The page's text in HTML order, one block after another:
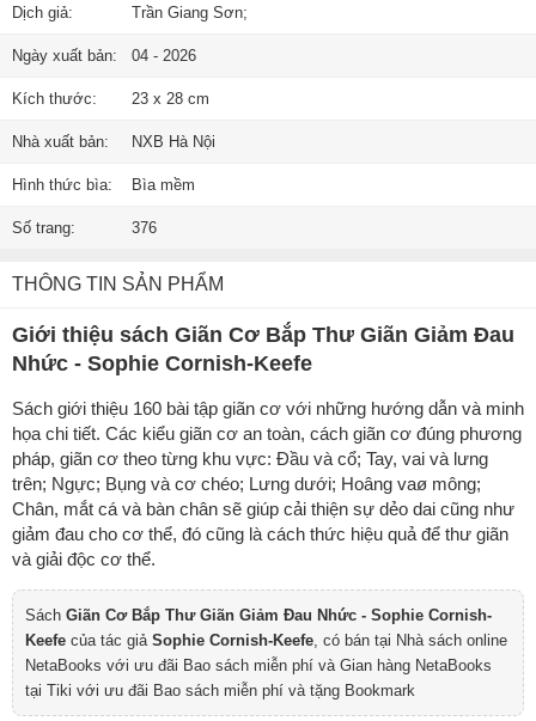
Dịch giả: Trần Giang Sơn;
Ngày xuất bản: 04 - 2026
Kích thước: 23 x 28 cm
Nhà xuất bản: NXB Hà Nội
Hình thức bìa: Bìa mềm
Số trang: 376
THÔNG TIN SẢN PHẨM
Giới thiệu sách Giãn Cơ Bắp Thư Giãn Giảm Đau
Nhức - Sophie Cornish-Keefe
Sách giới thiệu 160 bài tập giãn cơ với những hướng dẫn và minh
họa chi tiết. Các kiểu giãn cơ an toàn, cách giãn cơ đúng phương
pháp, giãn cơ theo từng khu vực: Đầu và cổ; Tay, vai và lưng
trên; Ngực; Bụng và cơ chéo; Lưng dưới; Hoâng vaø mông;
Chân, mắt cá và bàn chân sẽ giúp cải thiện sự dẻo dai cũng như
giảm đau cho cơ thể, đó cũng là cách thức hiệu quả để thư giãn
và giải độc cơ thể.
Sách Giãn Cơ Bắp Thư Giãn Giảm Đau Nhức - Sophie Cornish-
Keefe của tác giả Sophie Cornish-Keefe , có bán tại Nhà sách online
NetaBooks với ưu đãi Bao sách miễn phí và Gian hàng NetaBooks
tại Tiki với ưu đãi Bao sách miễn phí và tặng Bookmark